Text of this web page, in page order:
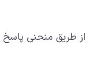
از طریق منحنی پاسخ